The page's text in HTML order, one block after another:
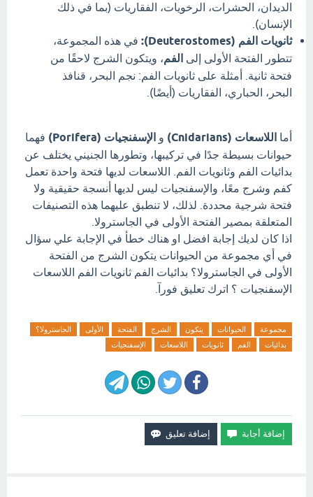
الديدان، الحشرات، الرخويات، الفقاريات (بما في ذلك
الإنسان).
ثانويات الفم (Deuterostomes):
في هذه المجموعة،
تتطور الفتحة الأولى إلى الفم، ويتكون الشرج لاحقًا من
فتحة ثانية. أمثلة على ثانويات الفم: نجم البحر، قنافذ
البحر، الحباري، الفقاريات (أيضًا).
أما اللاسعات (Cnidarians) و الإسفنجيات (Porifera)
فهما
حيوانات بسيطة جدًا في تركيبها، وتطورها الجنيني يختلف عن
بدائيات الفم وثانويات الفم. اللاسعات لديها فتحة واحدة تعمل
كفم وشرج معًا، والإسفنجيات ليس لديها أنسجة حقيقية ولا
فتحة شرجية محددة. لذلك، لا تنطبق عليهما هذه التصنيفات
المتعلقة بمصير الفتحة الأولى في الجاسترولا.
اذا كان لديك إجابة افضل او هناك خطأ في الإجابة علي سؤال
في أي مجموعة من الحيوانات يتكون الشرج من الفتحة
الأولى في الجاسترولا؟ بدائيات الفم ثانويات الفم اللاسعات
الإسفنجيات ؟ اترك تعليق فورآ.
مجموعة الحيوانات يتكون الشرج الفتحة الأولى
الجاسترولا؟
بدائيات
الفم ثانويات اللاسعات الإسفنجيات